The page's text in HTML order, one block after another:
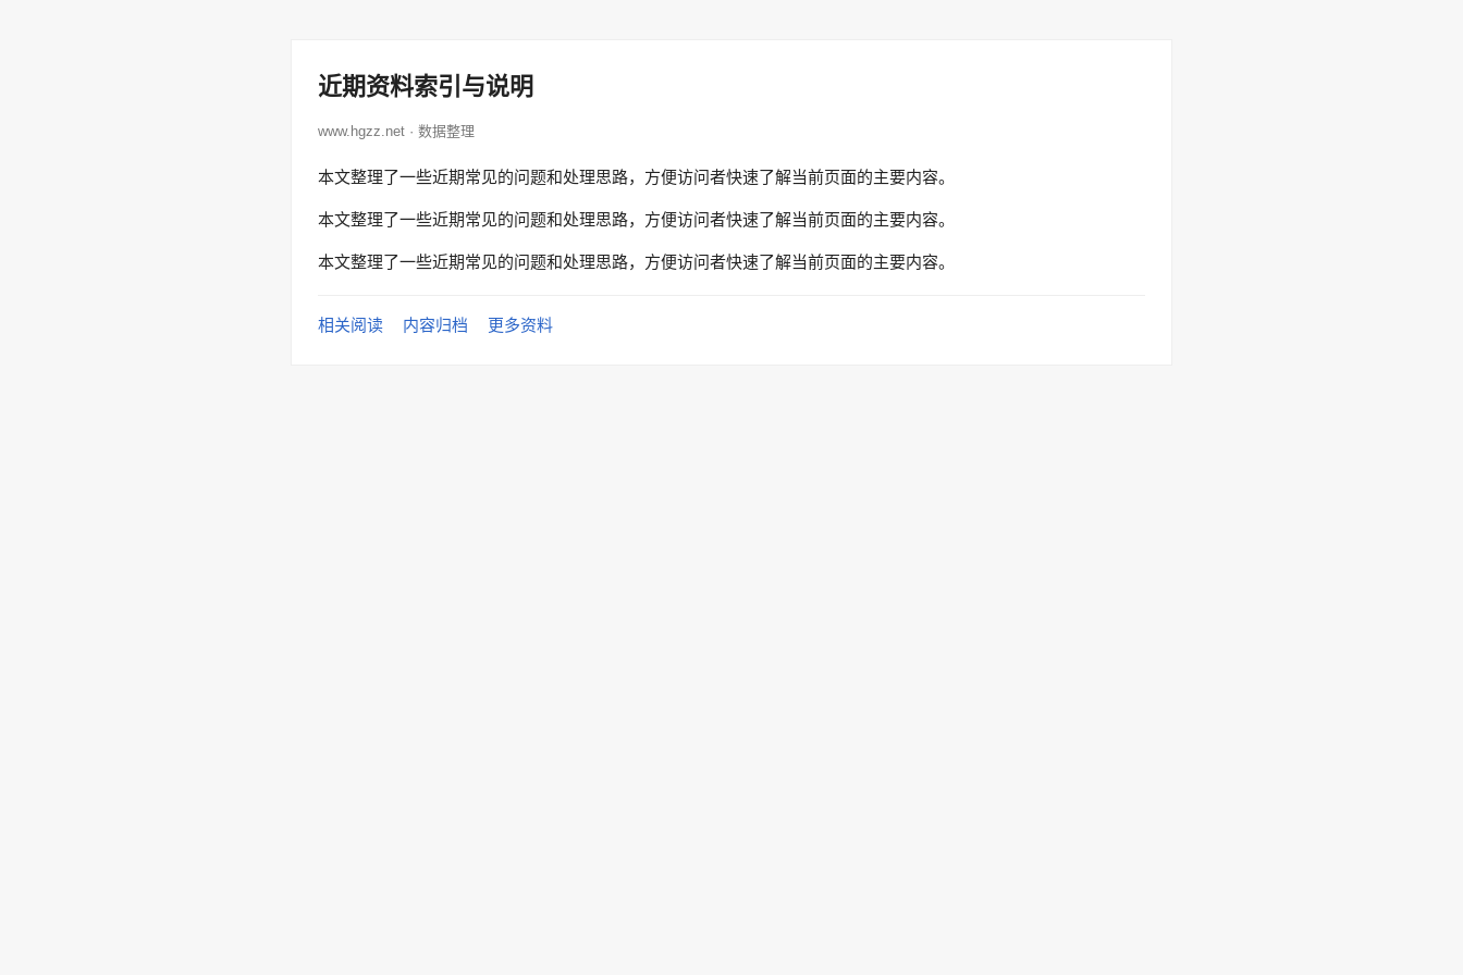
近期资料索引与说明
www.hgzz.net · 数据整理
本文整理了一些近期常见的问题和处理思路，方便访问者快速了解当前页面的主要内容。
本文整理了一些近期常见的问题和处理思路，方便访问者快速了解当前页面的主要内容。
本文整理了一些近期常见的问题和处理思路，方便访问者快速了解当前页面的主要内容。
相关阅读 内容归档 更多资料